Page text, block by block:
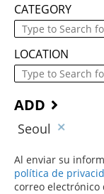
CATEGORY
LOCATION
ADD
Seoul
Al enviar su
política de
correo electrónico